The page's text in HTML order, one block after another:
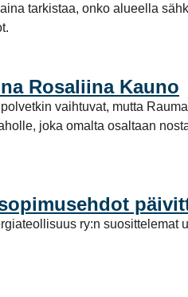
tarkistaa, onko alueella
Rosaliina Kauno
vaihtuvat, mutta
joka omalta osaltaan
ry:n